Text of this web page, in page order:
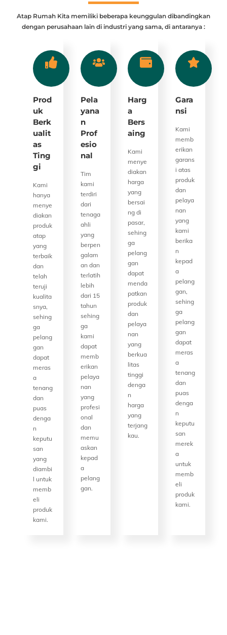
Atap Rumah Kita memiliki beberapa keunggulan dibandingkan
dengan perusahaan lain di industri yang sama, di antaranya :
Prod
Uk
Berk
Ualit
As
Ting
Gi
Kami
hanya
menye
diakan
produk
atap
yang
terbaik
dan
telah
teruji
kualita
snya,
sehing
ga
pelang
gan
dapat
meras
a
tenang
dan
puas
denga
n
keputu
san
yang
diambi
l untuk
memb
eli
produk
kami.
Pela
Yana
N
Prof
Esio
Nal
Tim
kami
terdiri
dari
tenaga
ahli
yang
berpen
galam
an dan
terlatih
lebih
dari 15
tahun
sehing
ga
kami
dapat
memb
erikan
pelaya
nan
yang
profesi
onal
dan
memu
askan
kepad
a
pelang
gan.
Harg
A
Bers
Aing
Kami
menye
diakan
harga
yang
bersai
ng di
pasar,
sehing
ga
pelang
gan
dapat
menda
patkan
produk
dan
pelaya
nan
yang
berkua
litas
tinggi
denga
n
harga
yang
terjang
kau.
Gara
Nsi
Kami
memb
erikan
garans
i atas
produk
dan
pelaya
nan
yang
kami
berika
n
kepad
a
pelang
gan,
sehing
ga
pelang
gan
dapat
meras
a
tenang
dan
puas
denga
n
keputu
san
merek
a
untuk
memb
eli
produk
kami.